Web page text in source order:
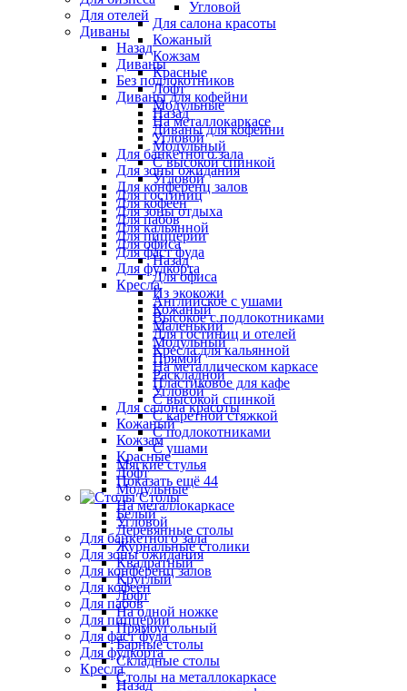
Угловой
Для салона красоты
Кожаный
Кожзам
Красные
Лофт
Модульные
На металлокаркасе
Угловой
Для банкетного зала
Для зоны ожидания
Для конференц залов
Для кофеен
Для пабов
Для пиццерии
Для фаст фуда
Для фудкорта
Кресла
Английское с ушами
Высокое с подлокотниками
Для гостиниц и отелей
Кресла для кальянной
На металлическом каркасе
Пластиковое для кафе
С высокой спинкой
С каретной стяжкой
С подлокотниками
С ушами
Мягкие стулья
Показать ещё 44
Столы
Белый
Деревянные столы
Журнальные столики
Квадратный
Круглый
Лофт
На одной ножке
Прямоугольный
Барные столы
Складные столы
Столы на металлокаркасе
Для отелей
Диваны
Назад
Диваны
Без подлокотников
Диваны для кофейни
Назад
Диваны для кофейни
Модульный
С высокой спинкой
Угловой
Для гостиниц
Для зоны отдыха
Для кальянной
Для офиса
Назад
Для офиса
Из экокожи
Кожаный
Маленький
Модульный
Прямой
Раскладной
Угловой
Для салона красоты
Кожаный
Кожзам
Красные
Лофт
Модульные
На металлокаркасе
Угловой
Для банкетного зала
Для зоны ожидания
Для конференц залов
Для кофеен
Для пабов
Для пиццерии
Для фаст фуда
Для фудкорта
Кресла
Назад